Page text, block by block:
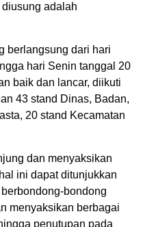
adalah
berlangsung dari hari
hari Senin tanggal 20
baik dan lancar, diikuti
43 stand Dinas, Badan,
20 stand Kecamatan
dan menyaksikan
ini dapat ditunjukkan
bondong
menyaksikan berbagai
penutupan pada